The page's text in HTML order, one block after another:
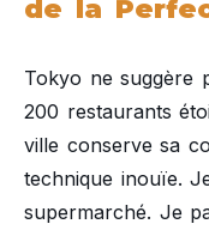
de la
Tokyo ne suggère
200 restaurants
ville conserve sa
technique inouïe.
supermarché. Je